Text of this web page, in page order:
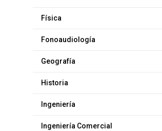
Física
Fonoaudiología
Geografía
Historia
Ingeniería
Ingeniería Comercial